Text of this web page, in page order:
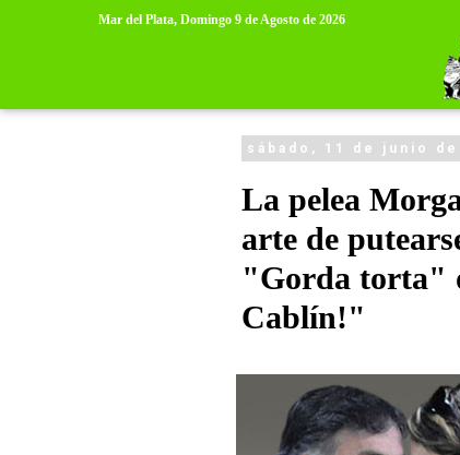
Mar del Plata, Domingo 9 de Agosto de 2026
sábado, 11 de junio de
La pelea
arte de
"Gorda torta"
Cablín!"